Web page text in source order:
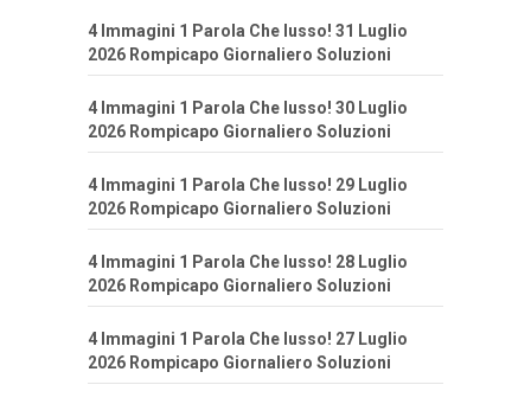
4 Immagini 1 Parola Che lusso! 31 Luglio
2026 Rompicapo Giornaliero Soluzioni
4 Immagini 1 Parola Che lusso! 30 Luglio
2026 Rompicapo Giornaliero Soluzioni
4 Immagini 1 Parola Che lusso! 29 Luglio
2026 Rompicapo Giornaliero Soluzioni
4 Immagini 1 Parola Che lusso! 28 Luglio
2026 Rompicapo Giornaliero Soluzioni
4 Immagini 1 Parola Che lusso! 27 Luglio
2026 Rompicapo Giornaliero Soluzioni